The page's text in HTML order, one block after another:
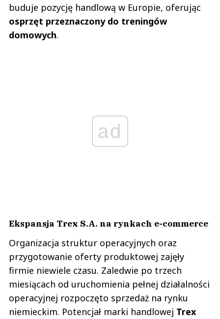
buduje pozycję handlową w Europie, oferując
osprzęt przeznaczony do treningów
domowych.
ad
Ekspansja Trex S.A. na rynkach e-commerce
Organizacja struktur operacyjnych oraz
przygotowanie oferty produktowej zajęły
firmie niewiele czasu. Zaledwie po trzech
miesiącach od uruchomienia pełnej działalności
operacyjnej rozpoczęto sprzedaż na rynku
niemieckim. Potencjał marki handlowej Trex